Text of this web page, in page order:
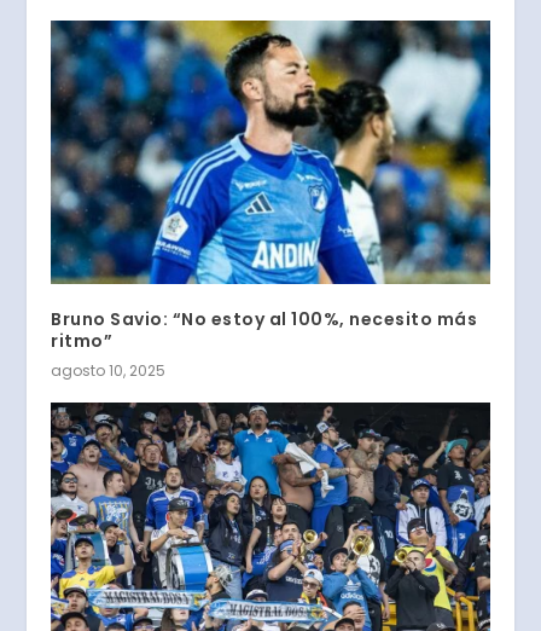
Bruno Savio: “No estoy al 100%, necesito más
ritmo”
agosto 10, 2025